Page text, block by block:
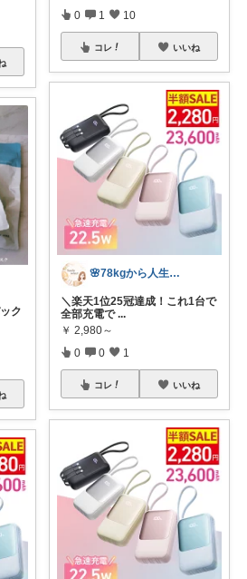
ク
0 1 10
コレ いいね
🌸78kgから人生最後のダイエット挑戦
＼楽天1位25冠達成！これ1台で
全部充電で ...
￥ 2,980～
0 0 1
コレ いいね